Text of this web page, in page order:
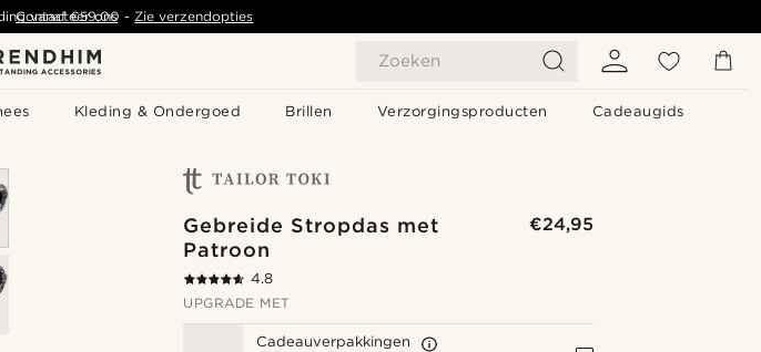
Zoeken
Kleding & Ondergoed Brillen Verzorgingsproducten Cadeaugids
vanaf€59,00 -Zie verzendopties
Contacteer ons
Gebreide Stropdas met
Patroon
€24,95
4.8
UPGRADE MET
Cadeauverpakkingen